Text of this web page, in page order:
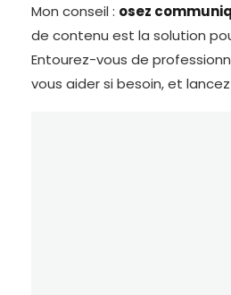
Mon conseil : osez
de contenu est la solution
Entourez-vous de
vous aider si besoin, et